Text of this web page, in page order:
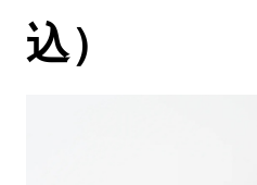
込）